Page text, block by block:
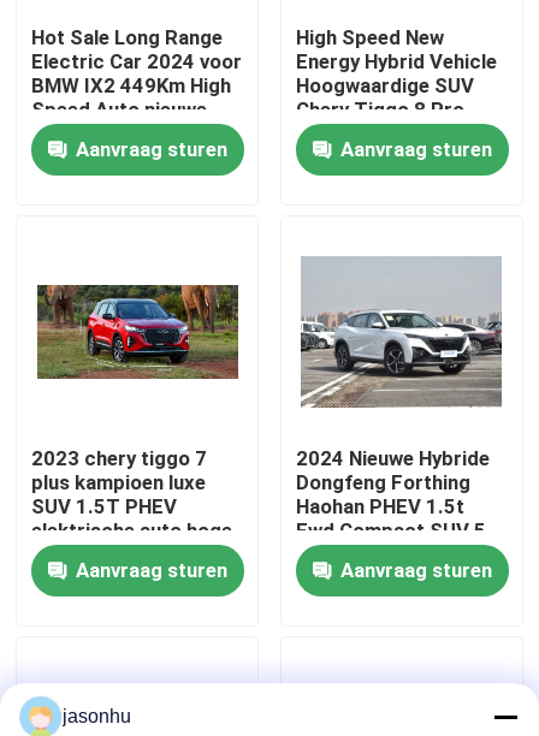
Thuis
Producten
Kwaliteitscontrole
Vraag een offerte aan
gebruikte auto's
Grote Elektrische Auto's
Hot Sale Long Range
Electric Car 2024 voor
BMW IX2 449Km High
Speed Auto nieuwe
energie auto
Aanvraag sturen
High Speed New
Energy Hybrid Vehicle
Hoogwaardige SUV
Chery Tiggo 8 Pro
Aanvraag sturen
2023 chery tiggo 7
plus kampioen luxe
SUV 1.5T PHEV
elektrische auto hoge
snelheid 3DHT 5
zitplaatsen cheery
tiggo 7pro hybride
Aanvraag sturen
2024 Nieuwe Hybride
Dongfeng Forthing
Haohan PHEV 1.5t
Fwd Compact SUV 5
zitplaatsen Hybride
elektrische benzine
voertuig
Aanvraag sturen
jasonhu